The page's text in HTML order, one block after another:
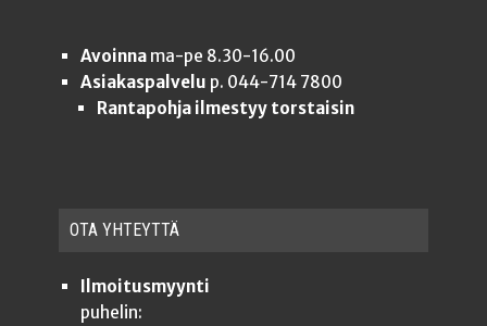
Avoinnama-pe 8.30-16.00
Asiakaspalvelu p. 044-714 7800
Rantapohja ilmestyy torstaisin
OTA YHTEYT­TÄ
Ilmoitusmyynti
puhelin: